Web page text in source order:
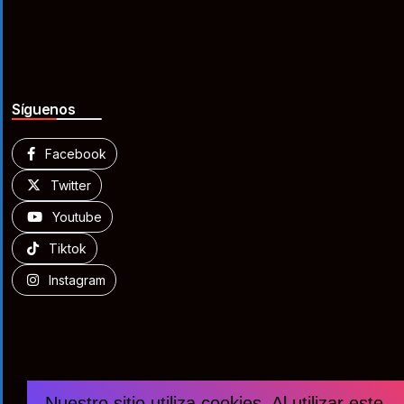
Síguenos
Facebook
Twitter
Youtube
Tiktok
Instagram